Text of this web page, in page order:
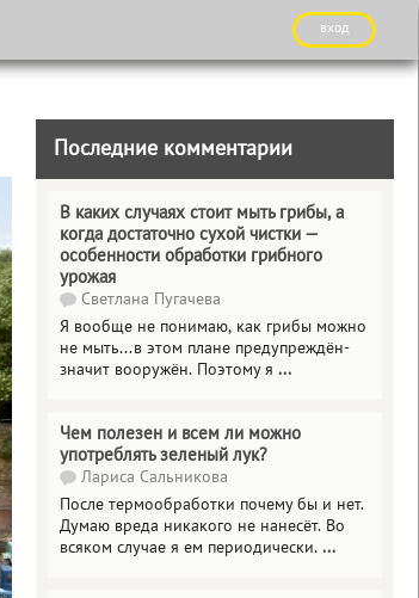
вход
Последние комментарии
В каких случаях стоит мыть грибы, а
когда достаточно сухой чистки —
особенности обработки грибного
урожая
Светлана Пугачева
Я вообще не понимаю, как грибы можно
не мыть...в этом плане предупреждён-
значит вооружён. Поэтому я ...
Чем полезен и всем ли можно
употреблять зеленый лук?
Лариса Сальникова
После термообработки почему бы и нет.
Думаю вреда никакого не нанесёт. Во
всяком случае я ем периодически. ...